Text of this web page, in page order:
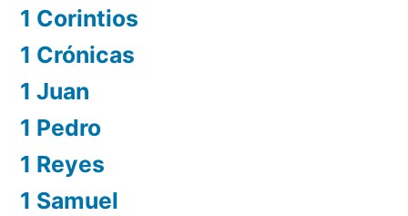
1 Corintios
1 Crónicas
1 Juan
1 Pedro
1 Reyes
1 Samuel